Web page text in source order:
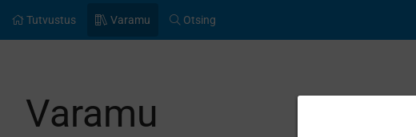
Tutvustus Varamu Otsing
Varamu